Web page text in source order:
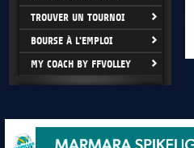
TROUVER UN TOURNOI
BOURSE À L'EMPLOI
MY COACH BY FFVOLLEY